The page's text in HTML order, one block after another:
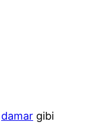
damar gibi